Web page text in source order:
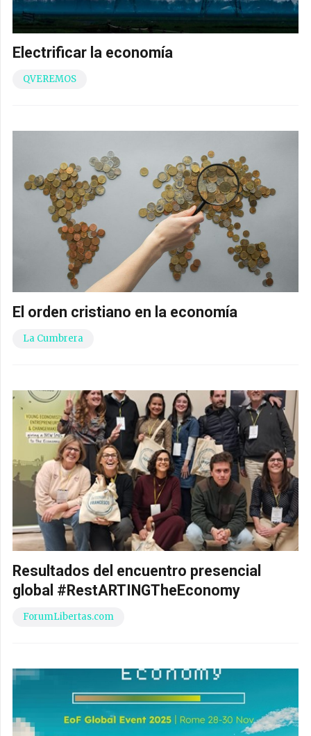
Electrificar la economía
QVEREMOS
El orden cristiano en la economía
La Cumbrera
Resultados del encuentro presencial
global #RestARTINGTheEconomy
ForumLibertas.com